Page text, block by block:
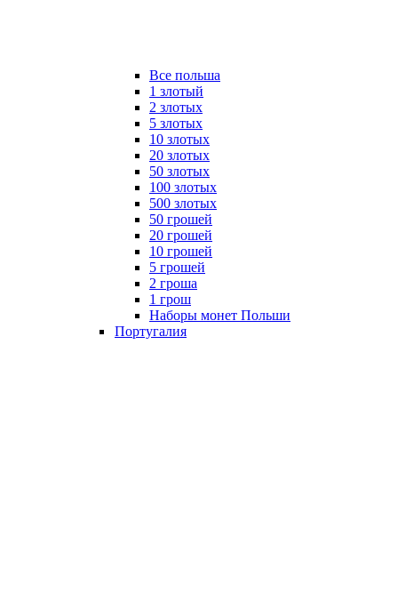
Все польша
1 злотый
2 злотых
5 злотых
10 злотых
20 злотых
50 злотых
100 злотых
500 злотых
50 грошей
20 грошей
10 грошей
5 грошей
2 гроша
1 грош
Наборы монет Польши
Португалия